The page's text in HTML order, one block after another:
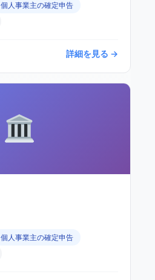
個人事業主の確定申告
詳細を見る →
個人事業主の確定申告